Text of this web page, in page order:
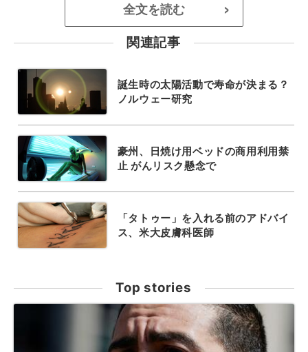
全文を読む >
関連記事
誕生時の太陽活動で寿命が決まる？
ノルウェー研究
豪州、日焼け用ベッドの商用利用禁
止 がんリスク懸念で
「タトゥー」を入れる前のアドバイ
ス、米大皮膚科医師
Top stories